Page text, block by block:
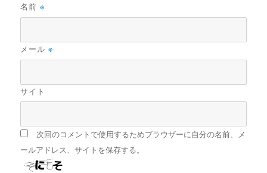
名前※
メール※
サイト
次回のコメントで使用するためブラウザーに自分の名前、メ
ールアドレス、サイトを保存する。